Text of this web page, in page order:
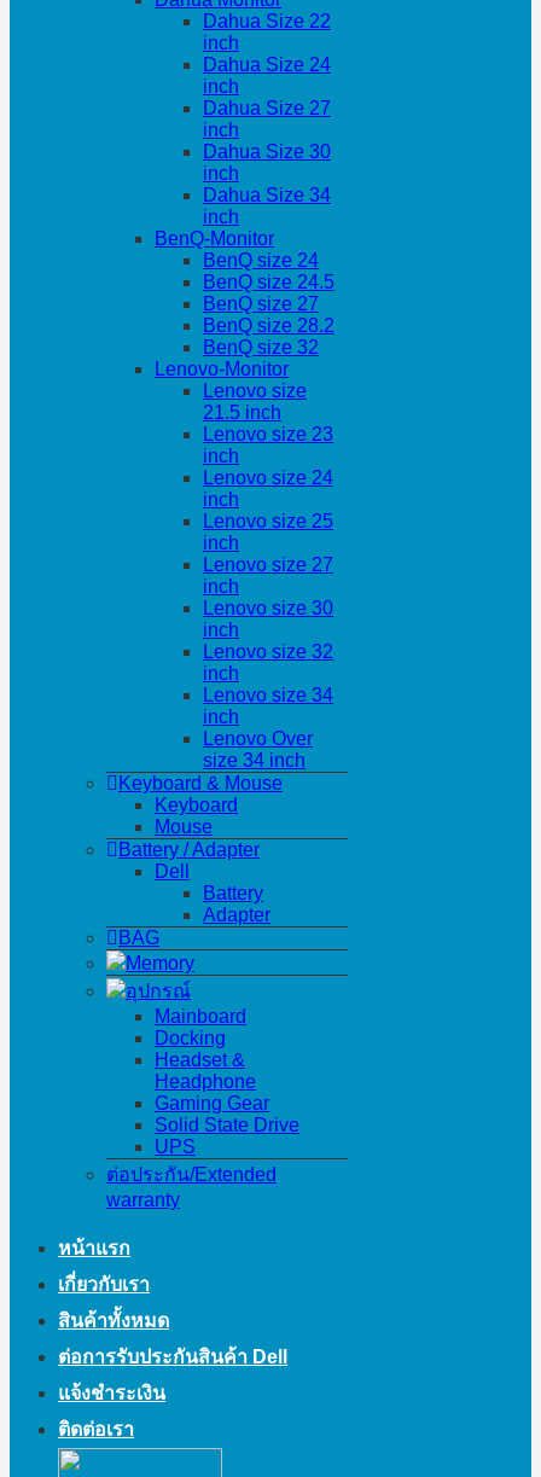
Dahua Size 22
inch
Dahua Size 24
inch
Dahua Size 27
inch
Dahua Size 30
inch
Dahua Size 34
inch
BenQ-Monitor
BenQ size 24
BenQ size 24.5
BenQ size 27
BenQ size 28.2
BenQ size 32
Lenovo-Monitor
Lenovo size
21.5 inch
Lenovo size 23
inch
Lenovo size 24
inch
Lenovo size 25
inch
Lenovo size 27
inch
Lenovo size 30
inch
Lenovo size 32
inch
Lenovo size 34
inch
Lenovo Over
size 34 inch
Keyboard & Mouse
Keyboard
Mouse
Battery / Adapter
Dell
Battery
Adapter
BAG
Memory
อุปกรณ์
Mainboard
Docking
Headset &
Headphone
Gaming Gear
Solid State Drive
UPS
ต่อประกัน/Extended
warranty
หน้าแรก
เกี่ยวกับเรา
สินค้าทั้งหมด
ต่อการรับประกันสินค้า Dell
แจ้งชำระเงิน
ติดต่อเรา